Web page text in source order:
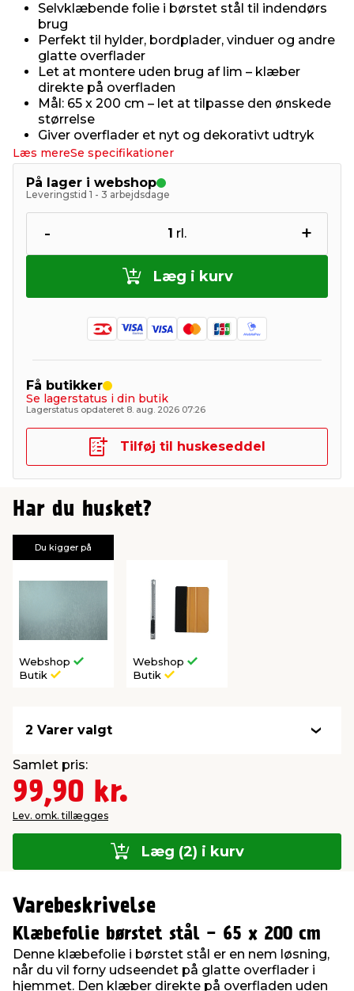
Selvklæbende folie i børstet stål til indendørs
brug
Perfekt til hylder, bordplader, vinduer og andre
glatte overflader
Let at montere uden brug af lim – klæber
direkte på overfladen
Mål: 65 x 200 cm – let at tilpasse den ønskede
størrelse
Giver overflader et nyt og dekorativt udtryk
Læs mereSe specifikationer
På lager i webshop
Leveringstid 1 - 3 arbejdsdage
- 1 rl. +
Læg i kurv
Få butikker
Se lagerstatus i din butik
Lagerstatus opdateret 8. aug. 2026 07:26
Tilføj til huskeseddel
Har du husket?
Du kigger på
Webshop
Butik
Webshop
Butik
2 Varer valgt
Samlet pris:
99,90 kr.
Lev. omk. tillægges
Læg (2) i kurv
Varebeskrivelse
Klæbefolie børstet stål - 65 x 200 cm
Denne klæbefolie i børstet stål er en nem løsning,
når du vil forny udseendet på glatte overflader i
hjemmet. Den klæber direkte på overfladen uden